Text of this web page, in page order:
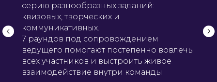
серию разнообразных заданий:
квизовых, творческих и
коммуникативных.
7 раундов под сопровождением
ведущего помогают постепенно вовлечь
всех участников и выстроить живое
взаимодействие внутри команды.